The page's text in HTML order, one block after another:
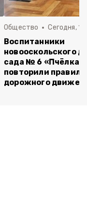
Общество Сегодня,
Воспитанники
новооскольского
сада № 6 «Пчёлка»
повторили правила
дорожного